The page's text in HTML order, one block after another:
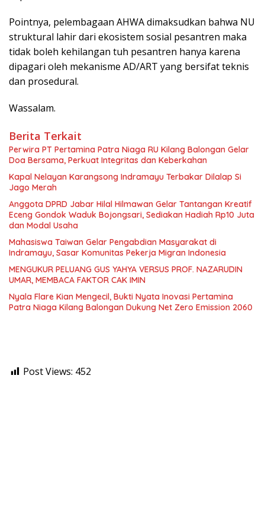
Pointnya, pelembagaan AHWA dimaksudkan bahwa NU
struktural lahir dari ekosistem sosial pesantren maka
tidak boleh kehilangan tuh pesantren hanya karena
dipagari oleh mekanisme AD/ART yang bersifat teknis
dan prosedural.
Wassalam.
Berita Terkait
Perwira PT Pertamina Patra Niaga RU Kilang Balongan Gelar
Doa Bersama, Perkuat Integritas dan Keberkahan
Kapal Nelayan Karangsong Indramayu Terbakar Dilalap Si
Jago Merah
Anggota DPRD Jabar Hilal Hilmawan Gelar Tantangan Kreatif
Eceng Gondok Waduk Bojongsari, Sediakan Hadiah Rp10 Juta
dan Modal Usaha
Mahasiswa Taiwan Gelar Pengabdian Masyarakat di
Indramayu, Sasar Komunitas Pekerja Migran Indonesia
MENGUKUR PELUANG GUS YAHYA VERSUS PROF. NAZARUDIN
UMAR, MEMBACA FAKTOR CAK IMIN
Nyala Flare Kian Mengecil, Bukti Nyata Inovasi Pertamina
Patra Niaga Kilang Balongan Dukung Net Zero Emission 2060
Post Views: 452